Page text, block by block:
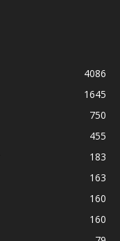
4086
1645
750
455
183
163
160
160